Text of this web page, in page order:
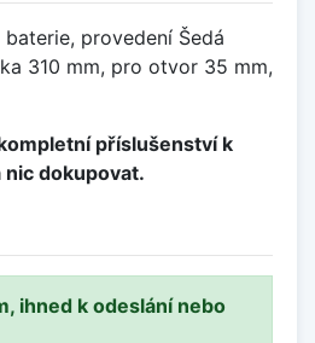
provedení Šedá
310 mm, pro otvor 35 mm,
příslušenství k
nic dokupovat.
ihned k odeslání nebo